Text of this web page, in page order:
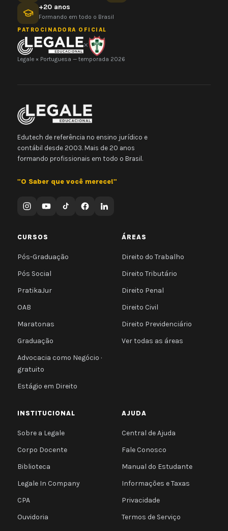
+20 anos
Formando em todo o Brasil
PATROCINADORA OFICIAL
×
Legale × Portuguesa — temporada 2026
Edutech de referência no ensino jurídico e
contábil desde 2003. Mais de 20 anos
formando profissionais em todo o Brasil.
"O Saber que você merece!"
CURSOS
Pós-Graduação
Pós Social
PratikaJur
OAB
Maratonas
Graduação
Advocacia como Negócio ·
gratuito
Estágio em Direito
ÁREAS
Direito do Trabalho
Direito Tributário
Direito Penal
Direito Civil
Direito Previdenciário
Ver todas as áreas
INSTITUCIONAL
Sobre a Legale
Corpo Docente
Biblioteca
Legale In Company
CPA
Ouvidoria
AJUDA
Central de Ajuda
Fale Conosco
Manual do Estudante
Informações e Taxas
Privacidade
Termos de Serviço